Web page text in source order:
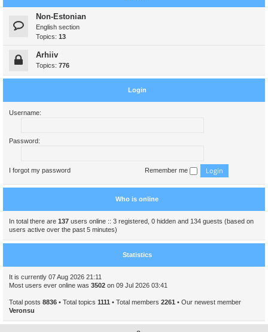
Non-Estonian
English section
Topics: 13
Arhiiv
Topics: 776
Login
Username:
Password:
I forgot my password Remember me
Who is online
In total there are 137 users online :: 3 registered, 0 hidden and 134 guests (based on
users active over the past 5 minutes)
Statistics
It is currently 07 Aug 2026 21:11
Most users ever online was 3502 on 09 Jul 2026 03:41
Total posts 8836 • Total topics 1111 • Total members 2261 • Our newest member
Veronsu